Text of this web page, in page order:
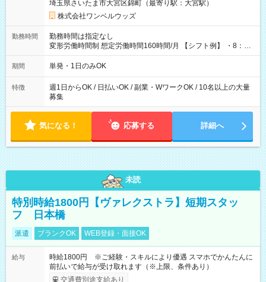
埼玉県さいたま市大宮区錦町（最寄り駅：大宮駅）
株式会社ワンベルウッズ
勤務時間
勤務時間は指定なし
変形労働時間制 想定労働時間160時間/月 【シフト例】 ・8：00
～21：00
期間 単発・1日のみOK
特徴
週1日からOK / 日払いOK / 副業・WワークOK / 10名以上の大量
募集
気になる！ 応募する 詳細へ
未読
特別時給1800円【ヴァレクストラ】短期スタッ
フ 日本橋
派遣 ブランクOK WEB登録・面接OK
給与
時給1800円 ※ご経験・スキルにより優遇 スマホでかんたんに
前払いで給与が受け取れます（※上限、条件あり）
交通費別途支給あり